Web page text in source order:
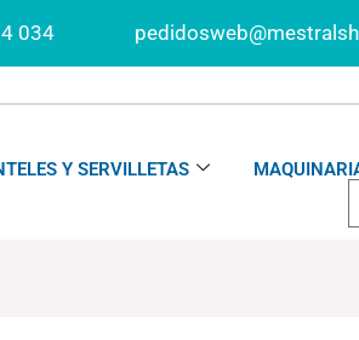
034
Y SERVILLETAS